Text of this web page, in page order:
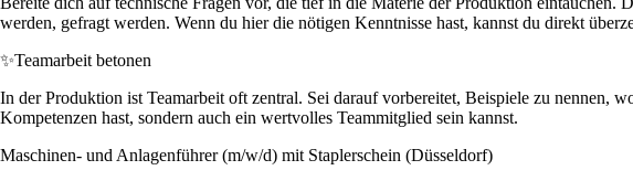
werden, gefragt werden. Wenn du hier die nötigen Kenntnisse hast, kannst du direkt
✨Teamarbeit betonen
In der Produktion ist Teamarbeit oft zentral. Sei darauf vorbereitet, Beispiele zu nennen,
Kompetenzen hast, sondern auch ein wertvolles Teammitglied sein kannst.
Maschinen- und Anlagenführer (m/w/d) mit Staplerschein (Düsseldorf)